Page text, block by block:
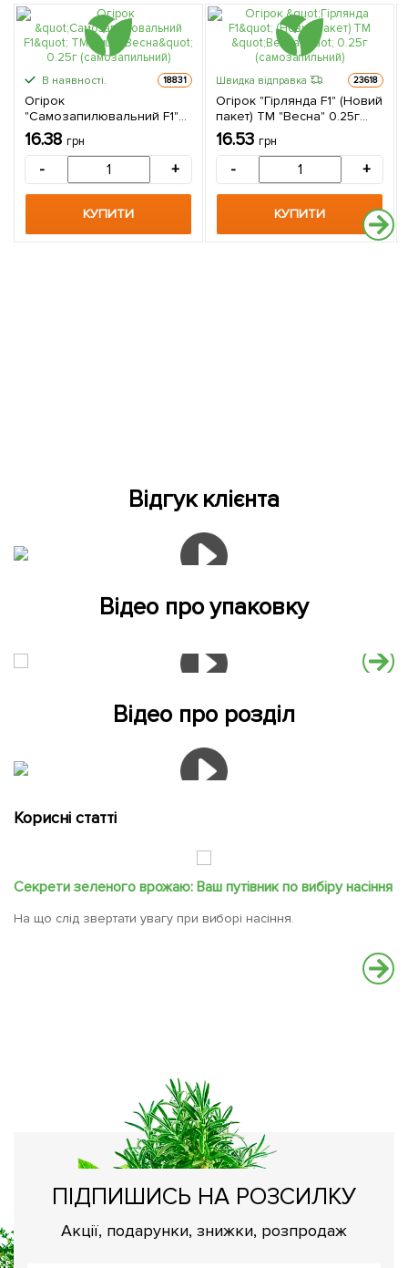
В наявності. 18831
Огірок
"Самозапилювальний F1"
ТМ "Весна" 0.25г
(самозапильний)
16.38 грн
- +
КУПИТИ
Швидка відправка 23618
Огірок "Гірлянда F1" (Новий
пакет) ТМ "Весна" 0.25г
(самозапильний)
16.53 грн
- +
КУПИТИ
Відгук клієнта
Відео про упаковку
Відео про розділ
Корисні статті
Секрети зеленого врожаю: Ваш путівник по вибіру насіння
На що слід звертати увагу при виборі насіння.
ПІДПИШИСЬ НА РОЗСИЛКУ
Акції, подарунки, знижки, розпродаж